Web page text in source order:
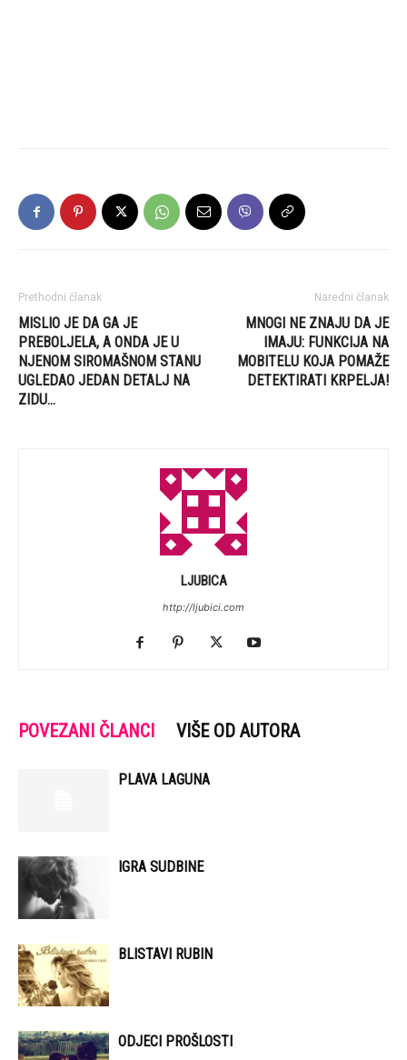
Prethodni članak
MISLIO JE DA GA JE
PREBOLJELA, A ONDA JE U
NJENOM SIROMAŠNOM STANU
UGLEDAO JEDAN DETALJ NA
ZIDU…
Naredni članak
MNOGI NE ZNAJU DA JE
IMAJU: FUNKCIJA NA
MOBITELU KOJA POMAŽE
DETEKTIRATI KRPELJA!
LJUBICA
http://ljubici.com
POVEZANI ČLANCI VIŠE OD AUTORA
PLAVA LAGUNA
IGRA SUDBINE
BLISTAVI RUBIN
ODJECI PROŠLOSTI